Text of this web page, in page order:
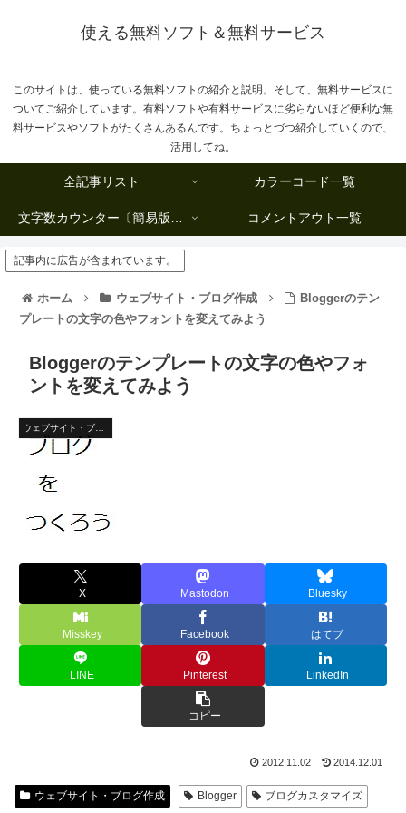
使える無料ソフト＆無料サービス
このサイトは、使っている無料ソフトの紹介と説明。そして、無料サービスに
ついてご紹介しています。有料ソフトや有料サービスに劣らないほど便利な無
料サービスやソフトがたくさんあるんです。ちょっとづつ紹介していくので、
活用してね。
全記事リスト カラーコード一覧
文字数カウンター〔簡易版複数行タイプ〕 コメントアウト一覧
記事内に広告が含まれています。
ホーム ウェブサイト・ブログ作成
Bloggerのテン
プレートの文字の色やフォントを変えてみよう
Bloggerのテンプレートの文字の色やフォ
ントを変えてみよう
ウェブサイト・ブログ作成
X Mastodon Bluesky
Misskey Facebook はてブ
LINE Pinterest LinkedIn
コピー
2012.11.02 2014.12.01
ウェブサイト・ブログ作成 Blogger ブログカスタマイズ